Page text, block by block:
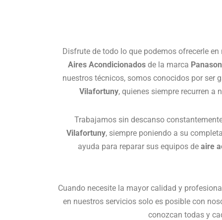
Disfrute de todo lo que podemos ofrecerle
Aires Acondicionadosde la marca
nuestros técnicos, somos conocidos por ser
Vilafortuny, quienes siempre recurren
Trabajamos sin descanso
Vilafortuny, siempre poniendo a su
ayuda para reparar sus equipos de aire
Cuando necesite la mayor calidad y
en nuestros servicios solo es posible con
conozcan todas y